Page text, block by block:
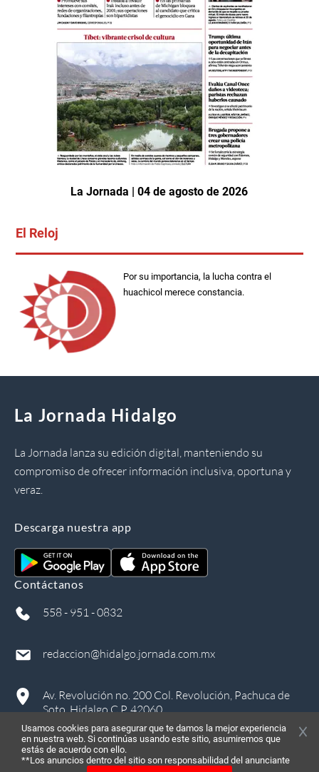
La Jornada | 04 de agosto de 2026
El Reloj
Por su importancia, la lucha contra el
huachicol merece constancia.
La Jornada Hidalgo
La Jornada lanza su edición digital, manteniendo su
compromiso de ofrecer información inclusiva, oportuna y
veraz.
Descarga nuestra app
Contáctanos
558 - 951 - 0832
redaccion@hidalgo.jornada.com.mx
Av. Revolución no. 200 Col. Revolución, Pachuca de
Soto, Hidalgo C.P. 42060
Usamos cookies para asegurar que te damos la mejor experiencia
en nuestra web. Si continúas usando este sitio, asumiremos que
estás de acuerdo con ello.
**Los anuncios dentro del sitio son responsabilidad del anunciante